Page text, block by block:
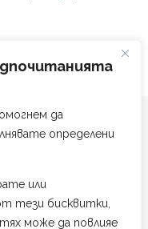
да
определени
или
тези бисквитки,
може да повлияе
Web Studio